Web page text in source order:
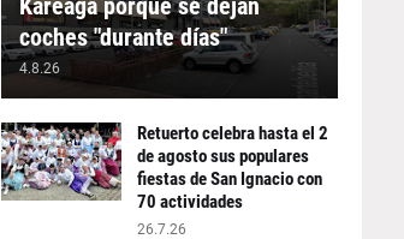
Kareaga porque se dejan
coches "durante días"
4.8.26
Retuerto celebra hasta el 2
de agosto sus populares
fiestas de San Ignacio con
70 actividades
26.7.26